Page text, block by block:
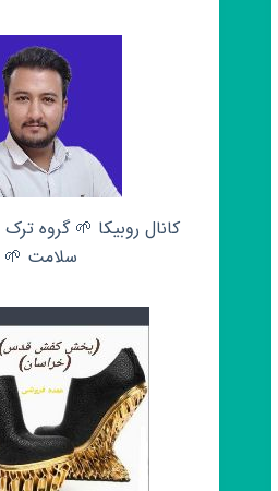
کانال روبیکا 🌱 گروه
سلامت 🌱